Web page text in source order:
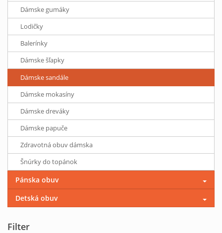
Dámske gumáky
Lodičky
Balerínky
Dámske šľapky
Dámske sandále
Dámske mokasíny
Dámske dreváky
Dámske papuče
Zdravotná obuv dámska
Šnúrky do topánok
Pánska obuv
Detská obuv
Filter